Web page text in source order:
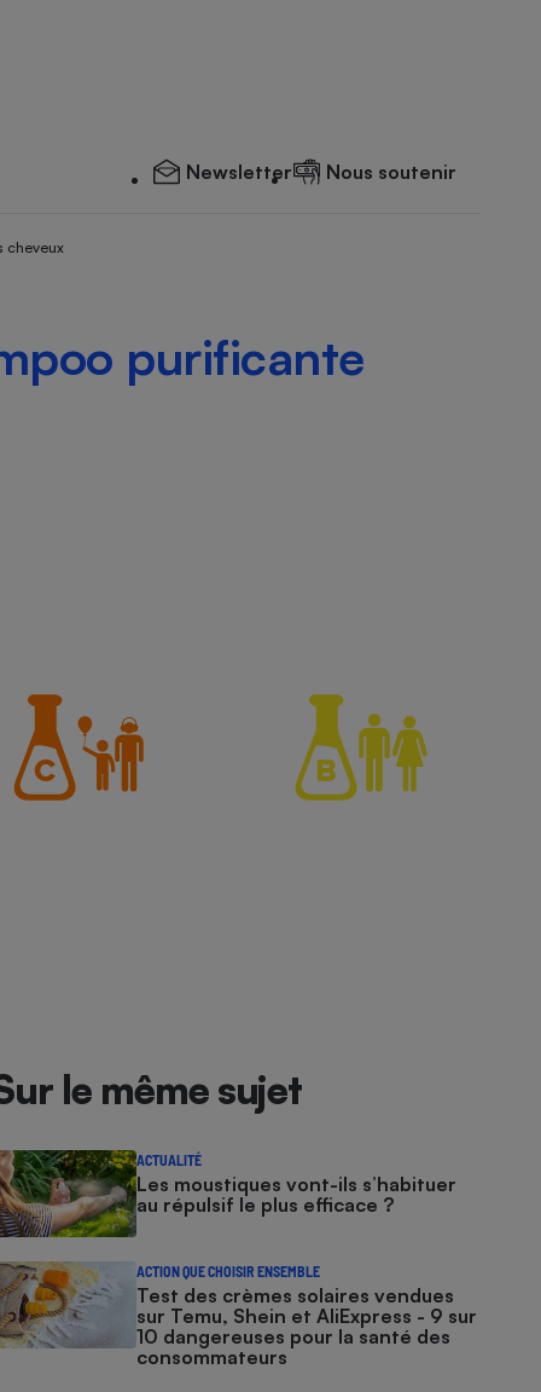
Newsletter Nous soutenir
cheveux
purificante
le même sujet
ACTUALITÉ
Les moustiques vont-ils s’habituer
au répulsif le plus efficace ?
ACTION QUE CHOISIR ENSEMBLE
Test des crèmes solaires vendues
sur Temu, Shein et AliExpress - 9 sur
10 dangereuses pour la santé des
consommateurs